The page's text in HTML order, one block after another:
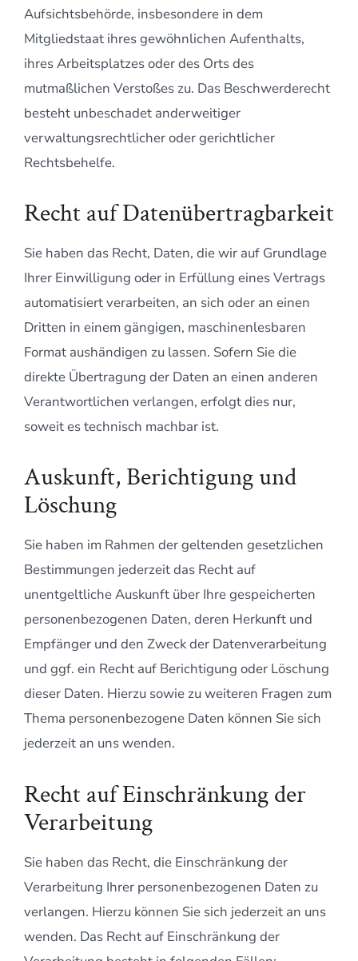
Aufsichtsbehörde, insbesondere in dem
Mitgliedstaat ihres gewöhnlichen Aufenthalts,
ihres Arbeitsplatzes oder des Orts des
mutmaßlichen Verstoßes zu. Das Beschwerderecht
besteht unbeschadet anderweitiger
verwaltungsrechtlicher oder gerichtlicher
Rechtsbehelfe.
Recht auf Datenübertragbarkeit
Sie haben das Recht, Daten, die wir auf Grundlage
Ihrer Einwilligung oder in Erfüllung eines Vertrags
automatisiert verarbeiten, an sich oder an einen
Dritten in einem gängigen, maschinenlesbaren
Format aushändigen zu lassen. Sofern Sie die
direkte Übertragung der Daten an einen anderen
Verantwortlichen verlangen, erfolgt dies nur,
soweit es technisch machbar ist.
Auskunft, Berichtigung und
Löschung
Sie haben im Rahmen der geltenden gesetzlichen
Bestimmungen jederzeit das Recht auf
unentgeltliche Auskunft über Ihre gespeicherten
personenbezogenen Daten, deren Herkunft und
Empfänger und den Zweck der Datenverarbeitung
und ggf. ein Recht auf Berichtigung oder Löschung
dieser Daten. Hierzu sowie zu weiteren Fragen zum
Thema personenbezogene Daten können Sie sich
jederzeit an uns wenden.
Recht auf Einschränkung der
Verarbeitung
Sie haben das Recht, die Einschränkung der
Verarbeitung Ihrer personenbezogenen Daten zu
verlangen. Hierzu können Sie sich jederzeit an uns
wenden. Das Recht auf Einschränkung der